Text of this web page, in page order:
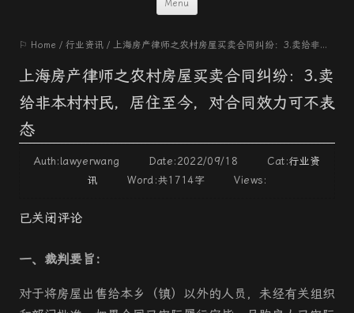
Menu
content
⚐ Home / 行业资讯 / 上海房产律师之农村房屋买卖合同纠纷：3.卖给非本村村民，居住至今，对合同效力可不表态
上海房产律师之农村房屋买卖合同纠纷：3.卖
给非本村村民，居住至今，对合同效力可不表
态
Auth:lawyerwang Date:2022/09/18 Cat:行业资
讯 Word:共1714字 Views:
已关闭评论
一、裁判要旨：
对于将房屋出售给本乡（镇）以外的人员，未经有关组织